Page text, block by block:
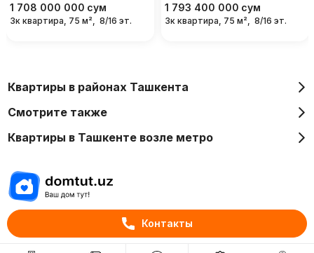
Контакты
1 708 000 000 сум
3к квартира, 75 м², 8/16 эт.
1 793 400 000 сум
3к квартира, 75 м², 8/16 эт.
Квартиры в районах Ташкента
Смотрите также
Квартиры в Ташкенте возле метро
Отдел рекламы
+998 (78) 113-20-86